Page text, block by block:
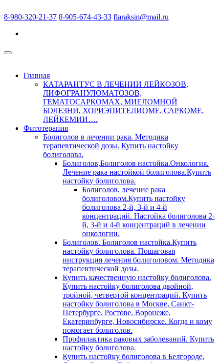
8-980-320-21-37 8-905-674-43-33 flaraksin@mail.ru
Главная
КАТАРАНТУС В ЛЕЧЕНИИ ЛЕЙКОЗОВ,
ЛИФОГРАНУЛОМАТОЗОВ,
ГЕМАТОСАРКОМАХ, МИЕЛОМНОЙ
БОЛЕЗНИ, ХОРИЭПИТЕЛИОМЕ, САРКОМЕ,
ЛЕЙКЕМИИ….
Фитотерапия
Болиголов в лечении рака. Методика
терапевтической дозы. Купить настойку
болиголова.
Болиголов,Болиголов настойка.Онкология.
Лечение рака настойкой болиголова.Купить
настойку болиголова.
Болиголов, лечение рака
болиголовом.Купить настойку
болиголова 2-й, 3-й и 4-й
концентраций. Настойка болиголова 2-
й, 3-й и 4-й концентраций в лечении
онкологии.
Болиголов. Болиголов настойка.Купить
настойку болиголова. Пошаговая
инструкция лечения болиголовом. Методика
терапевтической дозы.
Купить качественную настойку болиголова.
Купить настойку болиголова двойной,
тройной, четвертой концентраций. Купить
настойку болиголова в Москве, Санкт-
Петербурге. Ростове, Воронеже,
Екатеринбурге, Новосибирске. Когда и кому
помогает болиголов.
Профилактика раковых заболеваний. Купить
настойку болиголова.
Купить настойку болиголова в Белгороде,